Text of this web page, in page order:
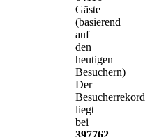
Gäste
(basierend
auf
den
heutigen
Besuchern)
Der
Besucherrekord
liegt
bei